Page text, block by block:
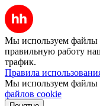
Мы используем файлы
правильную работу
трафик.
Правила
Мы используем файлы
файлов cookie